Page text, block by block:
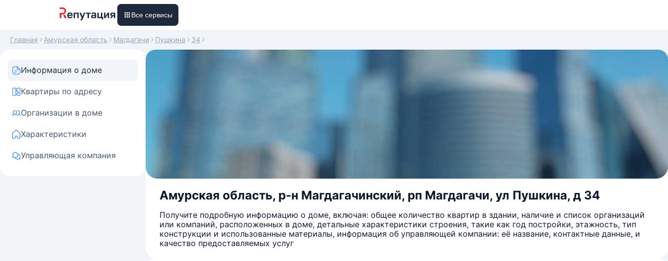
Все сервисы
Главная Амурская область Магдагачи Пушкина 34
Информация о доме
Квартиры по адресу
Организации в доме
Характеристики
Управляющая компания
Амурская область, р-н Магдагачинский, рп Магдагачи, ул Пушкина, д 34
Получите подробную информацию о доме, включая: общее количество квартир в здании, наличие и список организаций
или компаний, расположенных в доме, детальные характеристики строения, такие как год постройки, этажность, тип
конструкции и использованные материалы, информация об управляющей компании: её название, контактные данные, и
качество предоставляемых услуг